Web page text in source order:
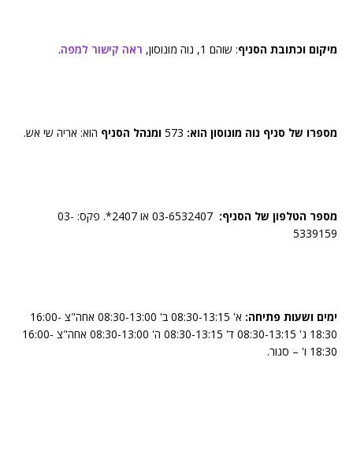
מיקום וכתובת הסניף: שוהם 1, נוה מונוסון, ראה קישור למפה.
מספרו של סניף נוה מונוסון הוא: ומנהל הסניף הוא: אריה שי אש.
מספר הטלפון של הסניף:
03-6532407 או 2407*. פקס: 03-
5339159
ימים ושעות פתיחה:
א' 08:30-13:15 ב' 08:30-13:00 אחה"צ 16:00-
18:30 ג' 08:30-13:15 ד' 08:30-13:15 ה' 08:30-13:00 אחה"צ 16:00-
18:30 ו' – סגור.